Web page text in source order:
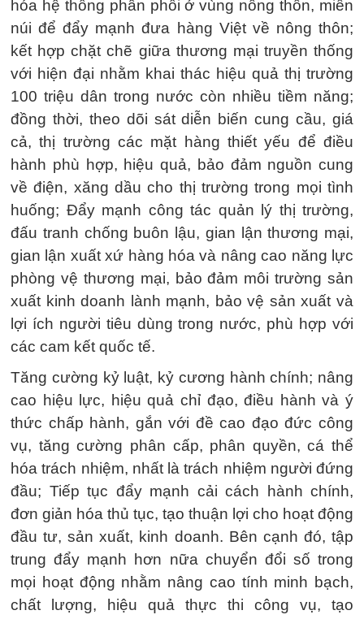
hóa hệ thống phân phối ở vùng nông thôn, miền
núi để đẩy mạnh đưa hàng Việt về nông thôn;
kết hợp chặt chẽ giữa thương mại truyền thống
với hiện đại nhằm khai thác hiệu quả thị trường
100 triệu dân trong nước còn nhiều tiềm năng;
đồng thời, theo dõi sát diễn biến cung cầu, giá
cả, thị trường các mặt hàng thiết yếu để điều
hành phù hợp, hiệu quả, bảo đảm nguồn cung
về điện, xăng dầu cho thị trường trong mọi tình
huống; Đẩy mạnh công tác quản lý thị trường,
đấu tranh chống buôn lậu, gian lận thương mại,
gian lận xuất xứ hàng hóa và nâng cao năng lực
phòng vệ thương mại, bảo đảm môi trường sản
xuất kinh doanh lành mạnh, bảo vệ sản xuất và
lợi ích người tiêu dùng trong nước, phù hợp với
các cam kết quốc tế.
Tăng cường kỷ luật, kỷ cương hành chính; nâng
cao hiệu lực, hiệu quả chỉ đạo, điều hành và ý
thức chấp hành, gắn với đề cao đạo đức công
vụ, tăng cường phân cấp, phân quyền, cá thể
hóa trách nhiệm, nhất là trách nhiệm người đứng
đầu; Tiếp tục đẩy mạnh cải cách hành chính,
đơn giản hóa thủ tục, tạo thuận lợi cho hoạt động
đầu tư, sản xuất, kinh doanh. Bên cạnh đó, tập
trung đẩy mạnh hơn nữa chuyển đổi số trong
mọi hoạt động nhằm nâng cao tính minh bạch,
chất lượng, hiệu quả thực thi công vụ, tạo